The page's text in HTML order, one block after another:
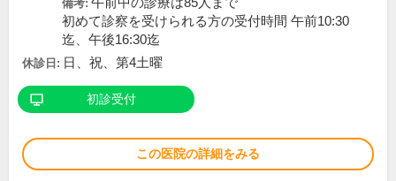
備考:
初めて診察を受けられる方の受付時間 午前10:30
迄、午後16:30迄
休診日: 日、祝、第4土曜
初診受付
この医院の詳細をみる